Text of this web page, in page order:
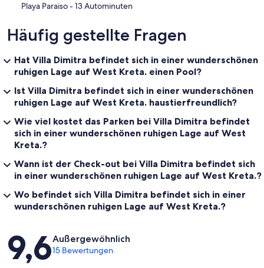
‪Playa Paraiso - ‬13 Autominuten
Häufig gestellte Fragen
Hat Villa Dimitra befindet sich in einer wunderschönen
ruhigen Lage auf West Kreta. einen Pool?
Ist Villa Dimitra befindet sich in einer wunderschönen
ruhigen Lage auf West Kreta. haustierfreundlich?
Wie viel kostet das Parken bei Villa Dimitra befindet
sich in einer wunderschönen ruhigen Lage auf West
Kreta.?
Wann ist der Check-out bei Villa Dimitra befindet sich
in einer wunderschönen ruhigen Lage auf West Kreta.?
Wo befindet sich Villa Dimitra befindet sich in einer
wunderschönen ruhigen Lage auf West Kreta.?
Bewertungen
9,6Außergewöhnlich
15 Bewertungen